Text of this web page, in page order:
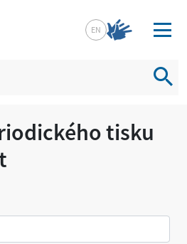
EN
tisku